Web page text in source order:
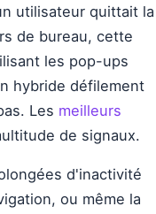
utilisateur quittait la
de bureau, cette
les pop-ups
hybride défilement
Les meilleurs
de signaux.
d'inactivité
ou même la